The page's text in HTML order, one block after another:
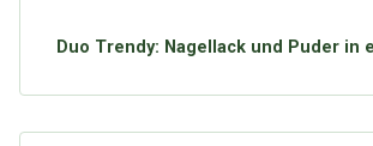
Duo Trendy: Nagellack und Puder in